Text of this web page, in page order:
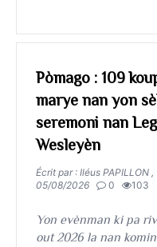
Pòmago : 109
marye nan yon
seremoni nan
Wesleyèn
Écrit par : Iléus PAPILLON ,
05/08/2026
0 103
​​​​​​​Yon evènman ki pa
out 2026 la nan